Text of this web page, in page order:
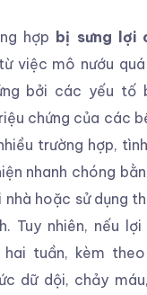
hợp bị sưng lợi
việc mô nướu
bởi các yếu tố
chứng của các
trường hợp,
nhanh chóng
hoặc sử dụng
Tuy nhiên, nếu lợi
hai tuần, kèm
dữ dội, chảy